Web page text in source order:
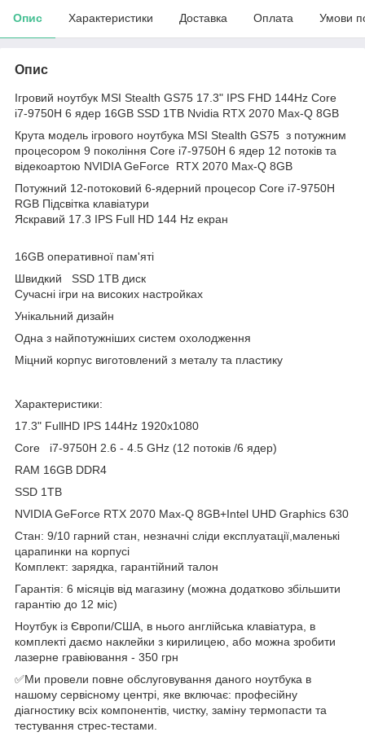
Опис Характеристики Доставка Оплата Умови
Опис
Ігровий ноутбук MSI Stealth GS75 17.3" IPS FHD 144Hz Core
i7-9750H 6 ядер 16GB SSD 1TB Nvidia RTX 2070 Max-Q 8GB
Крута модель ігрового ноутбука MSI Stealth GS75 з потужним
процесором 9 покоління Core i7-9750H 6 ядер 12 потоків та
відекоартою NVIDIA GeForce RTX 2070 Max-Q 8GB
Потужний 12-потоковий 6-ядерний процесор Core i7-9750H
RGB Підсвітка клавіатури
Яскравий 17.3 IPS Full HD 144 Hz екран
16GB оперативної пам'яті
Швидкий SSD 1TB диск
Сучасні ігри на високих настройках
Унікальний дизайн
Одна з найпотужніших систем охолодження
Міцний корпус виготовлений з металу та пластику
Характеристики:
17.3" FullHD IPS 144Hz 1920x1080
Core i7-9750H 2.6 - 4.5 GHz (12 потоків /6 ядер)
RAM 16GB DDR4
SSD 1TB
NVIDIA GeForce RTX 2070 Max-Q 8GB+Intel UHD Graphics 630
Стан: 9/10 гарний стан, незначні сліди експлуатації,маленькі
царапинки на корпусі
Комплект: зарядка, гарантійний талон
Гарантія: 6 місяців від магазину (можна додатково збільшити
гарантію до 12 міс)
Ноутбук із Європи/США, в нього англійська клавіатура, в
комплекті даємо наклейки з кирилицею, або можна зробити
лазерне гравіювання - 350 грн
✅Ми провели повне обслуговування даного ноутбука в
нашому сервісному центрі, яке включає: професійну
діагностику всіх компонентів, чистку, заміну термопасти та
тестування стрес-тестами.